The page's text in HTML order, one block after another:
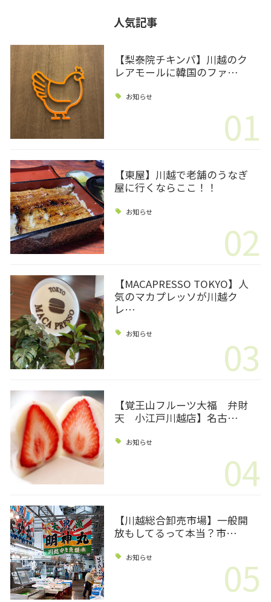
人気記事
【梨泰院チキンパ】川越のク
レアモールに韓国のファ…
お知らせ
01
【東屋】川越で老舗のうなぎ
屋に行くならここ！！
お知らせ
02
【MACAPRESSO TOKYO】人
気のマカプレッソが川越ク
レ…
お知らせ 03
【覚王山フルーツ大福 弁財
天 小江戸川越店】名古…
お知らせ
04
【川越総合卸売市場】一般開
放もしてるって本当？市…
お知らせ 05